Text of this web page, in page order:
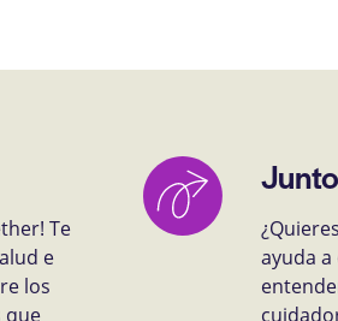
Te
e
los
que
ayuda